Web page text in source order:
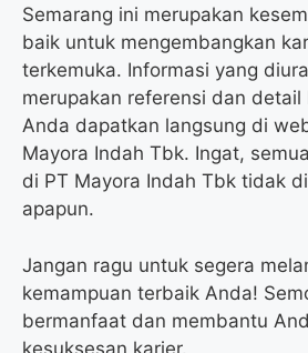
Semarang ini merupakan
baik untuk mengembangkan
terkemuka. Informasi yang
merupakan referensi dan detail
Anda dapatkan langsung di
Mayora Indah Tbk. Ingat,
di PT Mayora Indah Tbk tidak
apapun.
Jangan ragu untuk segera
kemampuan terbaik Anda!
bermanfaat dan membantu
kesuksesan karier.